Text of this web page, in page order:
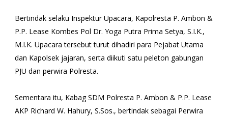
Bertindak selaku Inspektur Upacara, Kapolresta P. Ambon &
P.P. Lease Kombes Pol Dr. Yoga Putra Prima Setya, S.I.K.,
M.I.K. Upacara tersebut turut dihadiri para Pejabat Utama
dan Kapolsek jajaran, serta diikuti satu peleton gabungan
PJU dan perwira Polresta.
Sementara itu, Kabag SDM Polresta P. Ambon & P.P. Lease
AKP Richard W. Hahury, S.Sos., bertindak sebagai Perwira